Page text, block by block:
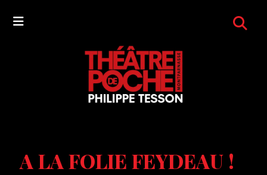
A LA FOLIE FEYDEAU !